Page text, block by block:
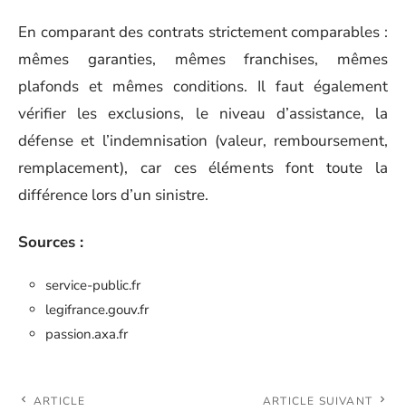
En comparant des contrats strictement comparables :
mêmes garanties, mêmes franchises, mêmes
plafonds et mêmes conditions. Il faut également
vérifier les exclusions, le niveau d’assistance, la
défense et l’indemnisation (valeur, remboursement,
remplacement), car ces éléments font toute la
différence lors d’un sinistre.
Sources :
service-public.fr
legifrance.gouv.fr
passion.axa.fr
ARTICLE
ARTICLE SUIVANT